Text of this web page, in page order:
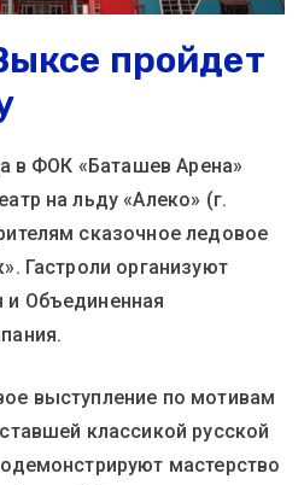
пройдет
в ФОК «Баташев Арена»
на льду «Алеко» (г.
сказочное ледовое
Гастроли организуют
Объединенная
выступление по мотивам
классикой русской
мастерство